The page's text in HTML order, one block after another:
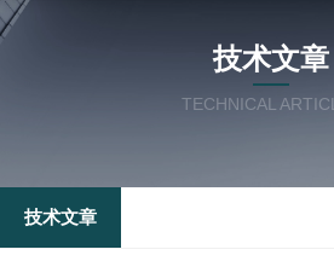
技术文章
TECHNICAL
技术文章